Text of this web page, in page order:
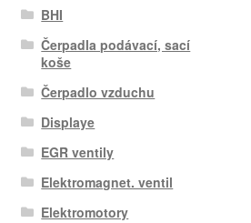
BHI
Čerpadla podávací, sací
koše
Čerpadlo vzduchu
Displaye
EGR ventily
Elektromagnet. ventil
Elektromotory